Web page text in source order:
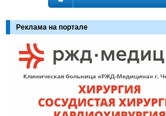
Реклама на портале